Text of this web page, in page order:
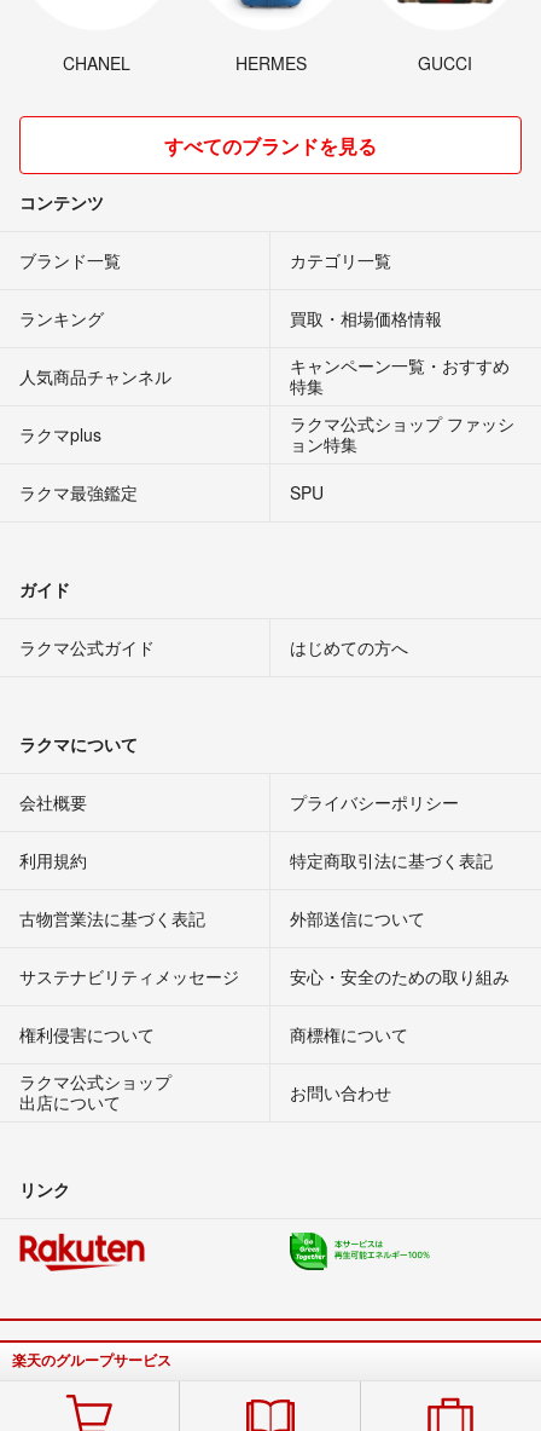
CHANEL HERMES GUCCI
すべてのブランドを見る
コンテンツ
ブランド一覧 カテゴリ一覧
ランキング 買取・相場価格情報
人気商品チャンネル
キャンペーン一覧・おすすめ
特集
ラクマplus
ラクマ公式ショップ ファッシ
ョン特集
ラクマ最強鑑定
SPU
ガイド
ラクマ公式ガイド はじめての方へ
ラクマについて
会社概要 プライバシーポリシー
利用規約 特定商取引法に基づく表記
古物営業法に基づく表記 外部送信について
サステナビリティメッセージ 安心・安全のための取り組み
権利侵害について
商標権について
ラクマ公式ショップ
出店について
お問い合わせ
リンク
楽天のグループサービス